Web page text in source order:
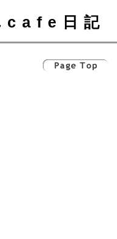
cafe日記